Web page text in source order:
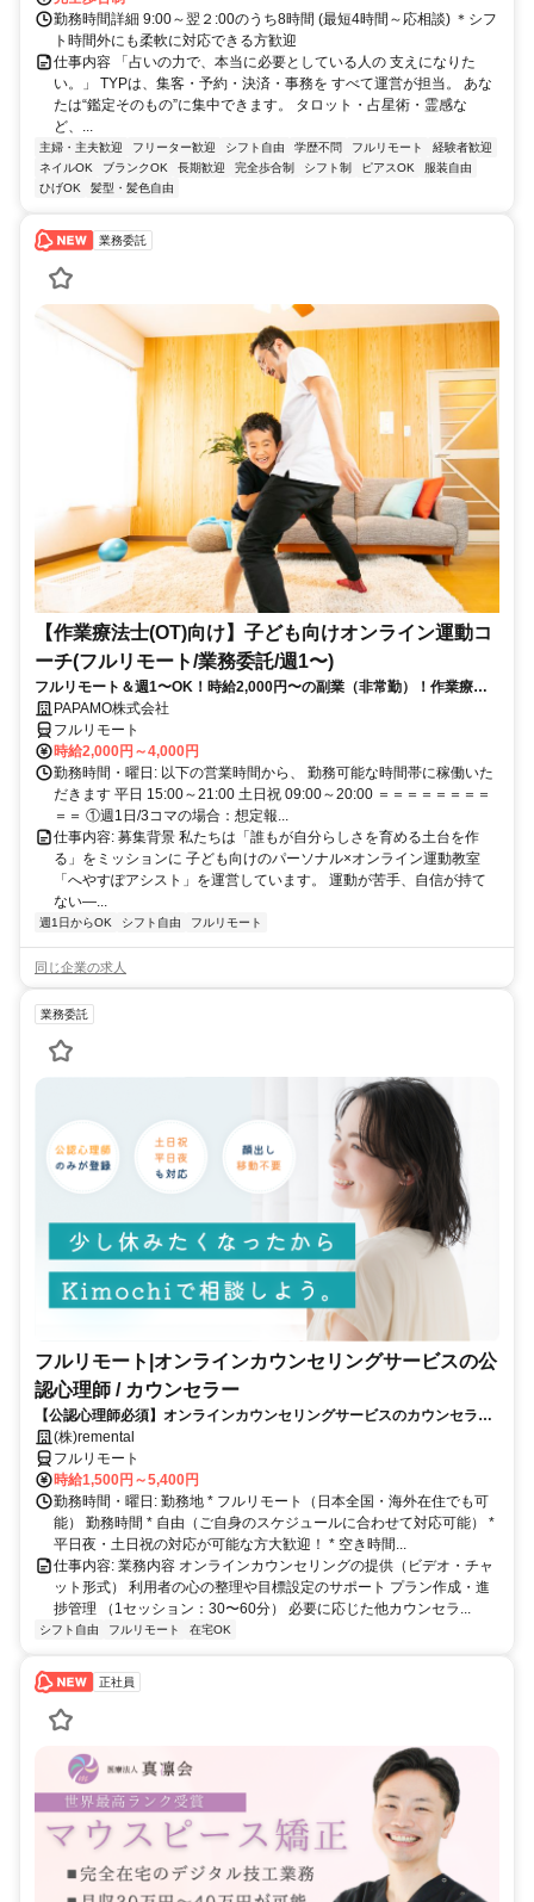
勤務時間詳細 9:00～翌２:00のうち8時間 (最短4時間～応相談) ＊シフ
ト時間外にも柔軟に対応できる方歓迎
仕事内容 「占いの力で、本当に必要としている人の 支えになりた
い。」 TYPは、集客・予約・決済・事務を すべて運営が担当。 あな
たは“鑑定そのもの”に集中できます。 タロット・占星術・霊感な
ど、...
主婦・主夫歓迎 フリーター歓迎 シフト自由 学歴不問 フルリモート
経験者歓迎
ネイルOK
ブランクOK 長期歓迎 完全歩合制 シフト制 ピアスOK
服装自由
ひげOK
髪型・髪色自由
業務委託
【作業療法士(OT)向け】子ども向けオンライン運動コ
ーチ(フルリモート/業務委託/週1〜)
フルリモート＆週1〜OK！時給2,000円〜の副業（非常勤）！作業療法
士として培ってきた経験を活かしながら、スキマ時間で子どもを支援で
きるお仕事です◎
PAPAMO株式会社
フルリモート
時給2,000円～4,000円
勤務時間・曜日: 以下の営業時間から、 勤務可能な時間帯に稼働いた
だきます 平日 15:00～21:00 土日祝 09:00～20:00 ＝＝＝＝＝＝＝＝
＝＝ ①週1日/3コマの場合：想定報...
仕事内容: 募集背景 私たちは「誰もが自分らしさを育める土台を作
る」をミッションに 子ども向けのパーソナル×オンライン運動教室
「へやすぽアシスト」を運営しています。 運動が苦手、自信が持て
ない—...
週1日からOK シフト自由 フルリモート
同じ企業の求人
業務委託
フルリモート|オンラインカウンセリングサービスの公
認心理師 / カウンセラー
【公認心理師必須】オンラインカウンセリングサービスのカウンセラー
募集｜30-50代女性活躍中
(株)remental
フルリモート
時給1,500円～5,400円
勤務時間・曜日: 勤務地 * フルリモート（日本全国・海外在住でも可
能） 勤務時間 * 自由（ご自身のスケジュールに合わせて対応可能） *
平日夜・土日祝の対応が可能な方大歓迎！ * 空き時間...
仕事内容: 業務内容 オンラインカウンセリングの提供（ビデオ・チャ
ット形式） 利用者の心の整理や目標設定のサポート プラン作成・進
捗管理 （1セッション：30〜60分） 必要に応じた他カウンセラ...
シフト自由 フルリモート 在宅OK
正社員